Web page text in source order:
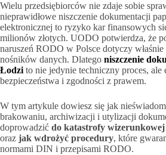
Wielu przedsiębiorców nie zdaje sobie
nieprawidłowe niszczenie dokumentacji
elektronicznej to ryzyko kar finansowych
milionów złotych. UODO potwierdza, że
naruszeń RODO w Polsce dotyczy
nośników danych. Dlatego niszczenie
Łodzi to nie jedynie techniczny proces, ale
bezpieczeństwa i zgodności z prawem.
W tym artykule dowiesz się jak
brakowaniu, archiwizacji i utylizacji
doprowadzić do katastrofy
oraz jak wdrożyć procedury, które
normami DIN i przepisami RODO.